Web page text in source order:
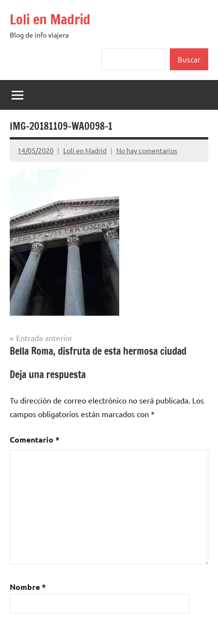
contenido
Loli en Madrid
Blog de info viajera
Buscar
IMG-20181109-WA0098-1
14/05/2020 Loli en Madrid No hay comentarios
Navegación
de
entradas
Entrada anterior
Bella Roma, disfruta de esta hermosa ciudad
Deja una respuesta
Tu dirección de correo electrónico no será publicada. Los
campos obligatorios están marcados con *
Comentario *
Nombre*